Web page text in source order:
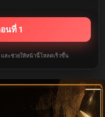
นที่ 1
ละช่วยให้หน้านี้โหลดเร็วขึ้น